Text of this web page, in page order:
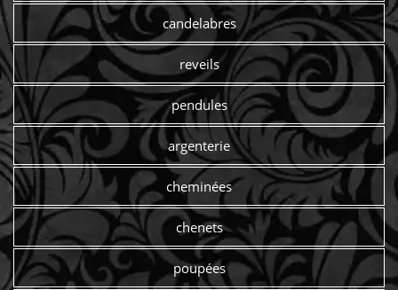
candelabres
reveils
pendules
argenterie
cheminées
chenets
poupées